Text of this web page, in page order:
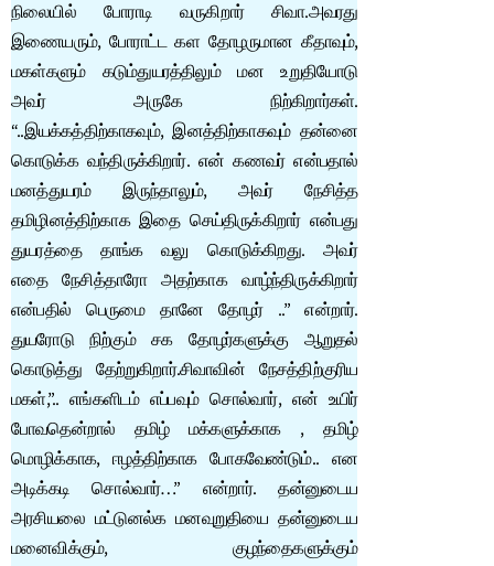
நிலையில் போராடி வருகிறார் சிவா.அவரது
இணையரும், போராட்ட கள தோழருமான கீதாவும்,
மகள்களும் கடும்துயரத்திலும் மன உறுதியோடு
அவர் அருகே நிற்கிறார்கள்.
“..இயக்கத்திற்காகவும், இனத்திற்காகவும் தன்னை
கொடுக்க வந்திருக்கிறார். என் கணவர் என்பதால்
மனத்துயரம் இருந்தாலும், அவர் நேசித்த
தமிழினத்திற்காக இதை செய்திருக்கிறார் என்பது
துயரத்தை தாங்க வலு கொடுக்கிறது. அவர்
எதை நேசித்தாரோ அதற்காக வாழ்ந்திருக்கிறார்
என்பதில் பெருமை தானே தோழர் ..” என்றார்.
துயரோடு நிற்கும் சக தோழர்களுக்கு ஆறுதல்
கொடுத்து தேற்றுகிறார்.சிவாவின் நேசத்திற்குரிய
மகள்,”.. எங்களிடம் எப்பவும் சொல்வார், என் உயிர்
போவதென்றால் தமிழ் மக்களுக்காக , தமிழ்
மொழிக்காக, ஈழத்திற்காக போகவேண்டும்.. என
அடிக்கடி சொல்வார்…” என்றார். தன்னுடைய
அரசியலை மட்டுனல்க மனவுறுதியை தன்னுடைய
மனைவிக்கும், குழந்தைகளுக்கும்